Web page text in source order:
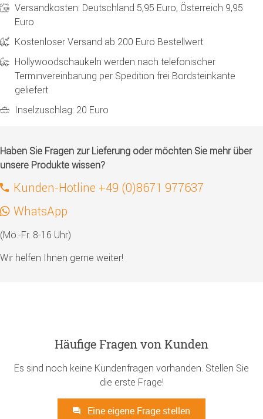
Versandkosten: Deutschland 5,95 Euro, Österreich 9,95
Euro
Kostenloser Versand ab 200 Euro Bestellwert
Hollywoodschaukeln werden nach telefonischer
Terminvereinbarung per Spedition frei Bordsteinkante
geliefert
Inselzuschlag: 20 Euro
Haben Sie Fragen zur Lieferung oder möchten Sie mehr über
unsere Produkte wissen?
Kunden-Hotline +49 (0)8671 977637
WhatsApp
(Mo.-Fr. 8-16 Uhr)
Wir helfen Ihnen gerne weiter!
Häufige Fragen von Kunden
Es sind noch keine Kundenfragen vorhanden. Stellen Sie
die erste Frage!
Eine eigene Frage stellen